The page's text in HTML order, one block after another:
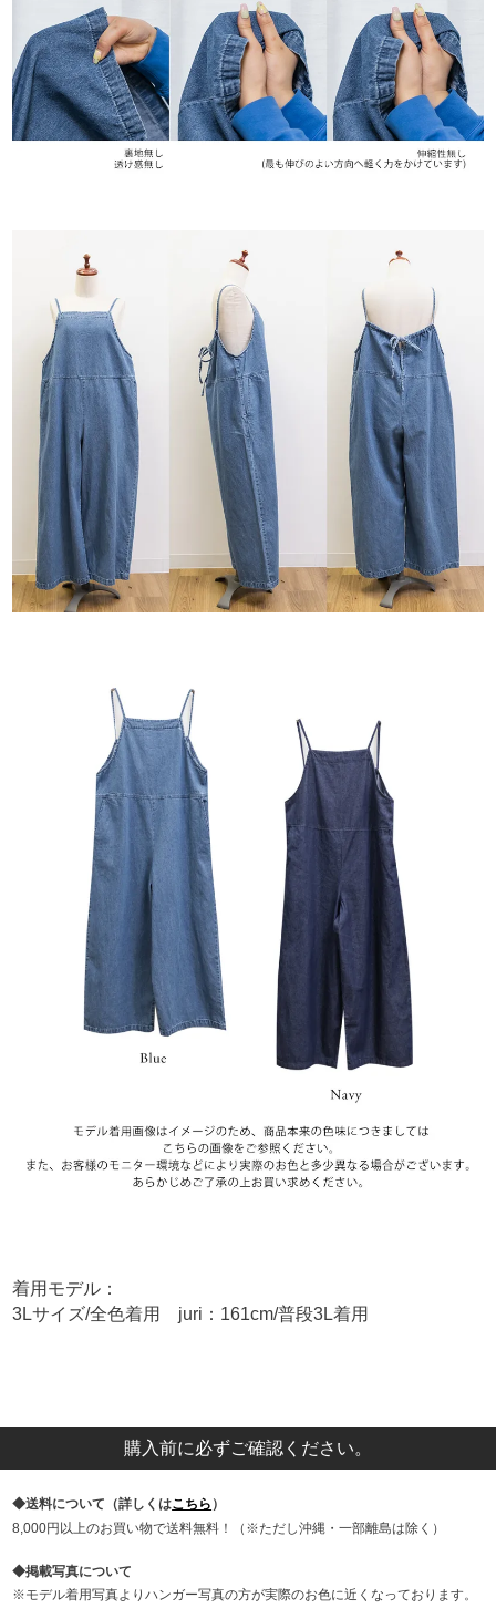
着用モデル：
3Lサイズ/全色着用 juri：161cm/普段3L着用
購入前に必ずご確認ください。
送料について（詳しくはこちら ）
8,000円以上のお買い物で送料無料！（※ただし沖縄・一部離島は除く）
掲載写真について
モデル着用写真よりハンガー写真の方が実際のお色に近くなっております。